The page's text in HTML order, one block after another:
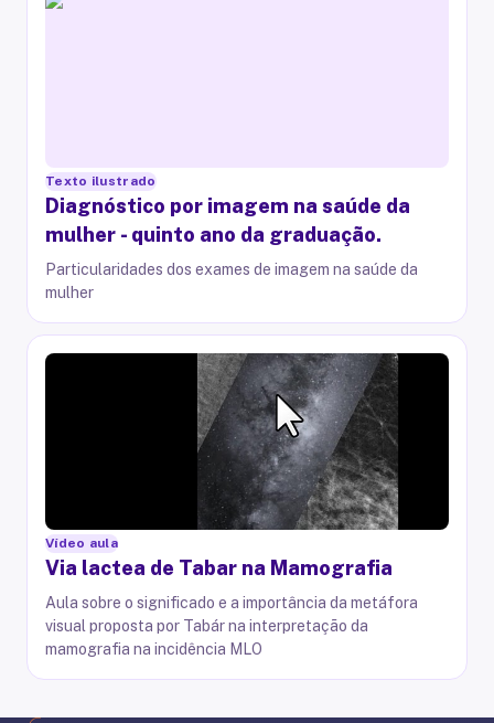
Texto ilustrado
Diagnóstico por imagem na saúde da
mulher - quinto ano da graduação.
Particularidades dos exames de imagem na saúde da
mulher
Vídeo aula
Via lactea de Tabar na Mamografia
Aula sobre o significado e a importância da metáfora
visual proposta por Tabár na interpretação da
mamografia na incidência MLO